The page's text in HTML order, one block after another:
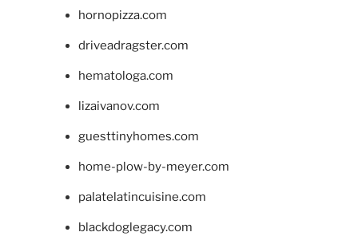
hornopizza.com
driveadragster.com
hematologa.com
lizaivanov.com
guesttinyhomes.com
home-plow-by-meyer.com
palatelatincuisine.com
blackdoglegacy.com